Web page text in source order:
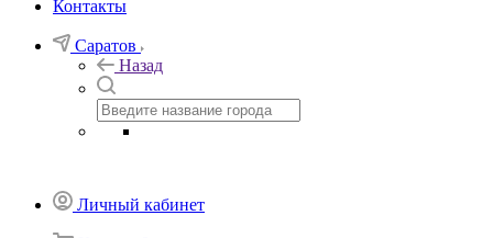
Контакты
Саратов
Назад
Личный кабинет